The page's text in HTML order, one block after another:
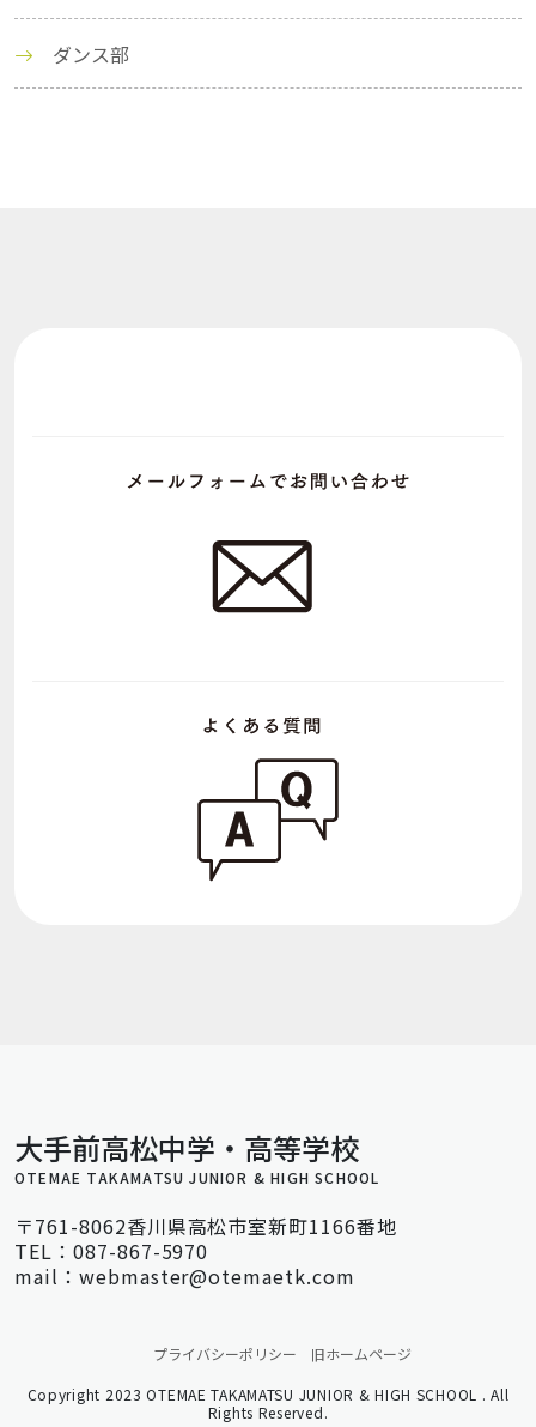
ダンス部
大手前高松中学・高等学校
OTEMAE TAKAMATSU JUNIOR & HIGH SCHOOL
〒761-8062香川県高松市室新町1166番地
TEL：087-867-5970
mail：webmaster@otemaetk.com
プライバシーポリシー
旧ホームページ
Copyright 2023 OTEMAE TAKAMATSU JUNIOR & HIGH SCHOOL . All
Rights Reserved.